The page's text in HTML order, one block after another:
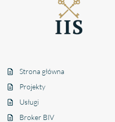
Strona główna
Projekty
Usługi
Broker BIV